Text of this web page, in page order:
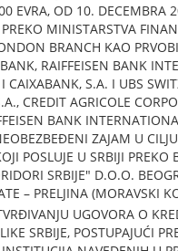
EVRA, OD 10. DECEMBRA
PREKO MINISTARSTVA
BRANCH KAO
RAIFFEISEN BANK
CAIXABANK, S.A. I UBS
CREDIT AGRICOLE
BANK
ZAJAM U
POSLUJE U SRBIJI
SRBIJE" D.O.O.
– PRELJINA (MORAVSKI
UGOVORA O
SRBIJE, POSTUPAJUĆI